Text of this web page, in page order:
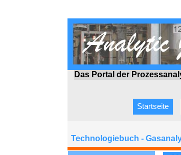
Das Portal der
Startseite
Technologiebuch -